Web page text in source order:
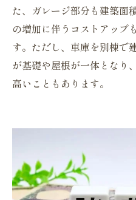
た、ガレージ部分も建築面
の増加に伴うコストアップ
す。ただし、車庫を別棟で
が基礎や屋根が一体となり
高いこともあります。